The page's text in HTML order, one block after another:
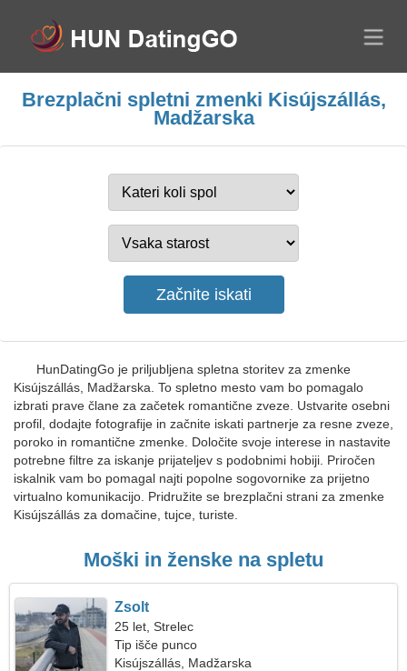
Brezplačni spletni zmenki Kisújszállás,
Madžarska
HunDatingGo je priljubljena spletna storitev za zmenke
Kisújszállás, Madžarska. To spletno mesto vam bo pomagalo
izbrati prave člane za začetek romantične zveze. Ustvarite osebni
profil, dodajte fotografije in začnite iskati partnerje za resne zveze,
poroko in romantične zmenke. Določite svoje interese in nastavite
potrebne filtre za iskanje prijateljev s podobnimi hobiji. Priročen
iskalnik vam bo pomagal najti popolne sogovornike za prijetno
virtualno komunikacijo. Pridružite se brezplačni strani za zmenke
Kisújszállás za domačine, tujce, turiste.
Moški in ženske na spletu
Zsolt
25 let, Strelec
Tip išče punco
Kisújszállás, Madžarska